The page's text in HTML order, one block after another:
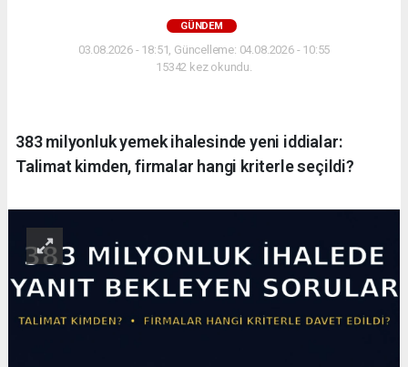
GÜNDEM
03.08.2026 - 18:51, Güncelleme: 04.08.2026 - 10:55
15342 kez okundu.
383 milyonluk yemek ihalesinde yeni iddialar:
Talimat kimden, firmalar hangi kriterle seçildi?